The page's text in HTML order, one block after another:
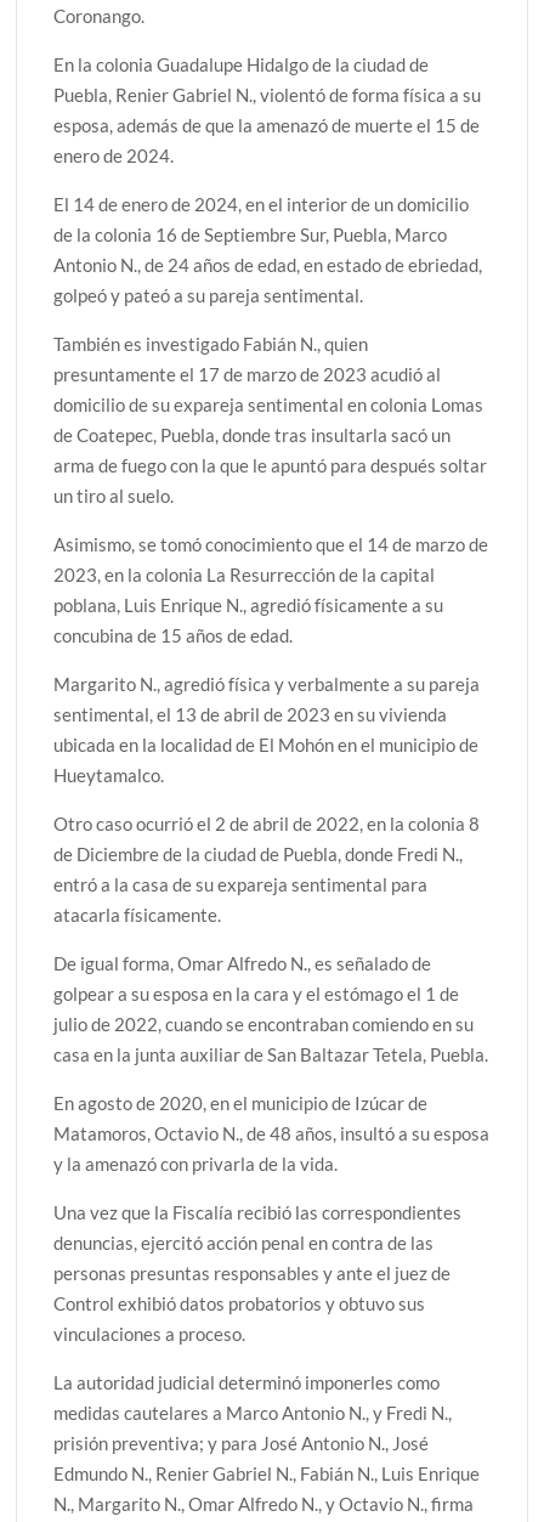
Coronango.
En la colonia Guadalupe Hidalgo de la ciudad de
Puebla, Renier Gabriel N., violentó de forma física a su
esposa, además de que la amenazó de muerte el 15 de
enero de 2024.
El 14 de enero de 2024, en el interior de un domicilio
de la colonia 16 de Septiembre Sur, Puebla, Marco
Antonio N., de 24 años de edad, en estado de ebriedad,
golpeó y pateó a su pareja sentimental.
También es investigado Fabián N., quien
presuntamente el 17 de marzo de 2023 acudió al
domicilio de su expareja sentimental en colonia Lomas
de Coatepec, Puebla, donde tras insultarla sacó un
arma de fuego con la que le apuntó para después soltar
un tiro al suelo.
Asimismo, se tomó conocimiento que el 14 de marzo de
2023, en la colonia La Resurrección de la capital
poblana, Luis Enrique N., agredió físicamente a su
concubina de 15 años de edad.
Margarito N., agredió física y verbalmente a su pareja
sentimental, el 13 de abril de 2023 en su vivienda
ubicada en la localidad de El Mohón en el municipio de
Hueytamalco.
Otro caso ocurrió el 2 de abril de 2022, en la colonia 8
de Diciembre de la ciudad de Puebla, donde Fredi N.,
entró a la casa de su expareja sentimental para
atacarla físicamente.
De igual forma, Omar Alfredo N., es señalado de
golpear a su esposa en la cara y el estómago el 1 de
julio de 2022, cuando se encontraban comiendo en su
casa en la junta auxiliar de San Baltazar Tetela, Puebla.
En agosto de 2020, en el municipio de Izúcar de
Matamoros, Octavio N., de 48 años, insultó a su esposa
y la amenazó con privarla de la vida.
Una vez que la Fiscalía recibió las correspondientes
denuncias, ejercitó acción penal en contra de las
personas presuntas responsables y ante el juez de
Control exhibió datos probatorios y obtuvo sus
vinculaciones a proceso.
La autoridad judicial determinó imponerles como
medidas cautelares a Marco Antonio N., y Fredi N.,
prisión preventiva; y para José Antonio N., José
Edmundo N., Renier Gabriel N., Fabián N., Luis Enrique
N., Margarito N., Omar Alfredo N., y Octavio N., firma